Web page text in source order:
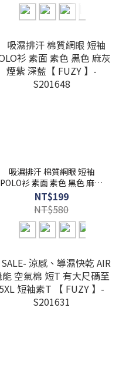
吸濕排汗 棉質網眼 短袖
POLO衫 素面 素色 黑色 麻灰
煙紫 深藍【 FUZY 】-
S201648
NT$199
NT$580